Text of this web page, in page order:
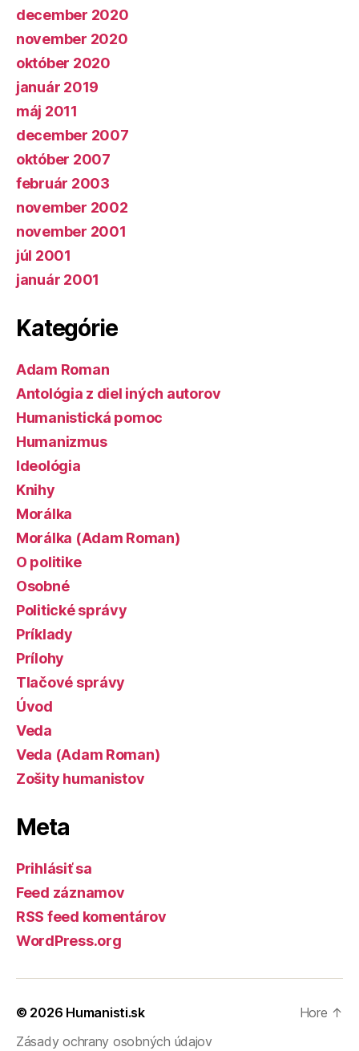
december 2020
november 2020
október 2020
január 2019
máj 2011
december 2007
október 2007
február 2003
november 2002
november 2001
júl 2001
január 2001
Kategórie
Adam Roman
Antológia z diel iných autorov
Humanistická pomoc
Humanizmus
Ideológia
Knihy
Morálka
Morálka (Adam Roman)
O politike
Osobné
Politické správy
Príklady
Prílohy
Tlačové správy
Úvod
Veda
Veda (Adam Roman)
Zošity humanistov
Meta
Prihlásiť sa
Feed záznamov
RSS feed komentárov
WordPress.org
© 2026 Humanisti.sk
Zásady ochrany osobných údajov
Hore ↑